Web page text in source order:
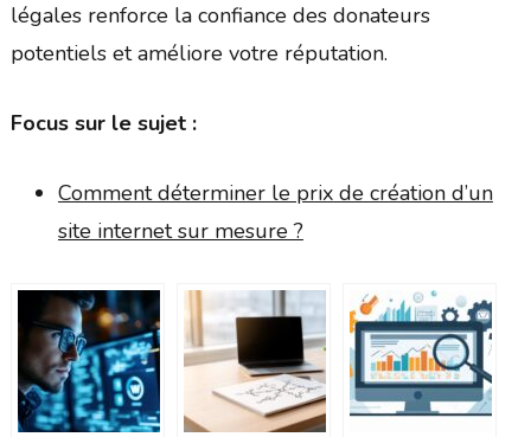
légales renforce la confiance des donateurs
potentiels et améliore votre réputation.
Focus sur le sujet :
Comment déterminer le prix de création d’un
site internet sur mesure ?